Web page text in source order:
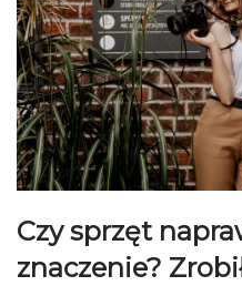
Czy sprzęt
znaczenie?